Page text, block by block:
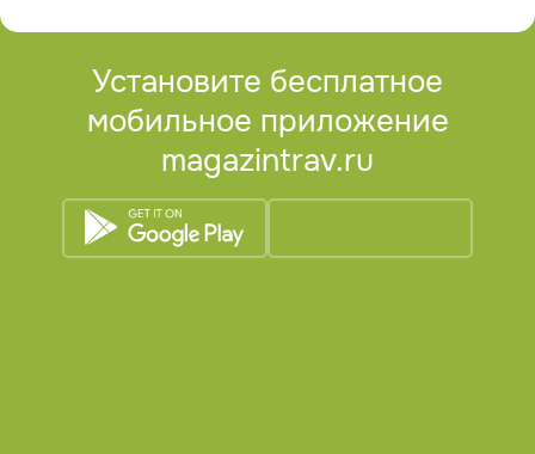
Установите бесплатное
мобильное приложение
magazintrav.ru